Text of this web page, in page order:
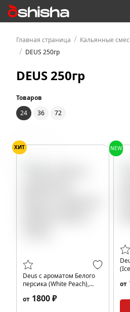
Главная страница / Кальянные
/ DEUS 250гр
DEUS 250гр
Товаров
24
36 72
ХИТ
Deus с ароматом Белого
персика (White Peach),
от 1800 ₽
NEW
от